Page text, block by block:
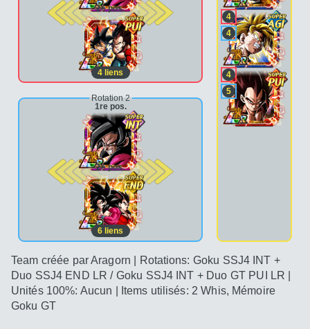
2e pos.
4 liens
Rotation 2
1re pos.
2e pos.
6 liens
4
4
4
5
Team créée par Aragorn | Rotations: Goku SSJ4 INT +
Duo SSJ4 END LR / Goku SSJ4 INT + Duo GT PUI LR |
Unités 100%: Aucun | Items utilisés: 2 Whis, Mémoire
Goku GT